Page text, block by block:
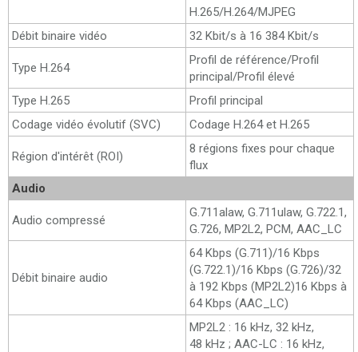
H.265/H.264/MJPEG
Débit binaire vidéo
32 Kbit/s à 16 384 Kbit/s
Type H.264
Profil de référence/Profil
principal/Profil élevé
Type H.265
Profil principal
Codage vidéo évolutif (SVC)
Codage H.264 et H.265
Région d'intérêt (ROI)
8 régions fixes pour chaque
flux
Audio
Audio compressé
G.711alaw, G.711ulaw, G.722.1,
G.726, MP2L2, PCM, AAC_LC
Débit binaire audio
64 Kbps (G.711)/16 Kbps
(G.722.1)/16 Kbps (G.726)/32
à 192 Kbps (MP2L2)16 Kbps à
64 Kbps (AAC_LC)
MP2L2 : 16 kHz, 32 kHz,
48 kHz ; AAC-LC : 16 kHz,